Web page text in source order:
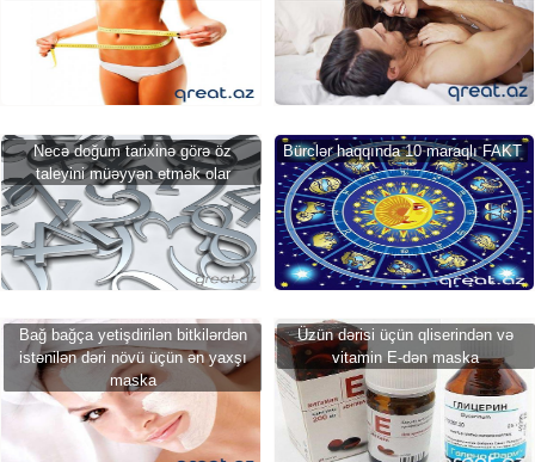
Necə doğum tarixinə görə öz
taleyini müəyyən etmək olar
Bürclər haqqında 10 maraqlı FAKT
Bağ bağça yetişdirilən bitkilərdən
istənilən dəri növü üçün ən yaxşı
maska
Üzün dərisi üçün qliserindən və
vitamin E-dən maska